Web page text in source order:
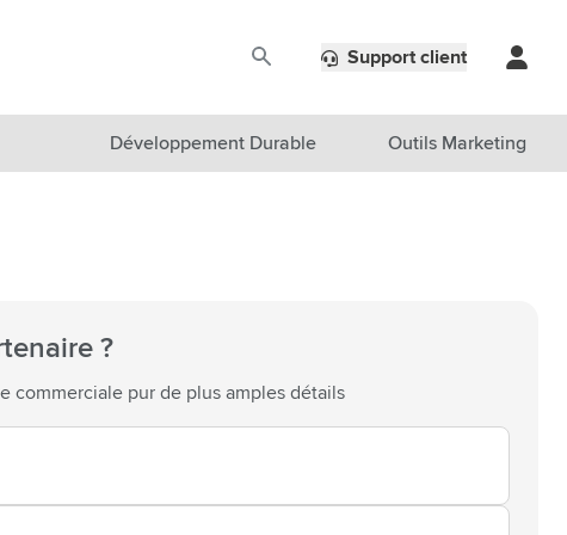
Support client
Développement Durable Outils Marketing
?
commerciale pur de plus amples détails